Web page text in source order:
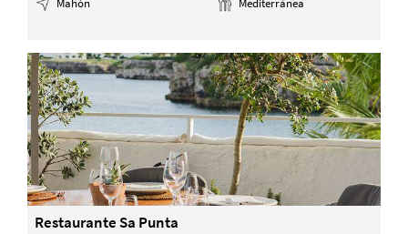
Mahón
Mediterránea
Restaurante Sa Punta